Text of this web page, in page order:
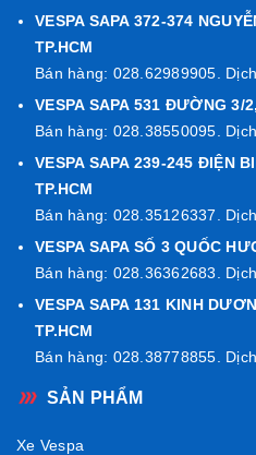
VESPA SAPA 372-374
TP.HCM
Bán hàng: 028.62989905.
VESPA SAPA 531 ĐƯỜNG 3/
Bán hàng: 028.38550095.
VESPA SAPA 239-245 ĐIỆN
TP.HCM
Bán hàng: 028.35126337.
VESPA SAPA SỐ 3 QUỐC
Bán hàng: 028.36362683.
VESPA SAPA 131 KINH
TP.HCM
Bán hàng: 028.38778855.
SẢN PHẨM
Xe Vespa